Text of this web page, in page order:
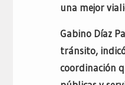
una mejor
Gabino Díaz
tránsito,
coordinación